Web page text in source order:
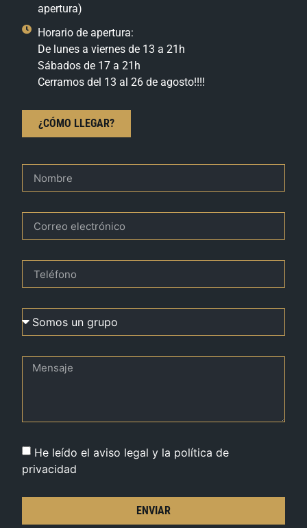
apertura)
Horario de apertura:
De lunes a viernes de 13 a 21h
Sábados de 17 a 21h
Cerramos del 13 al 26 de agosto!!!!
¿CÓMO LLEGAR?
He leído el aviso legal y la política de
privacidad
ENVIAR